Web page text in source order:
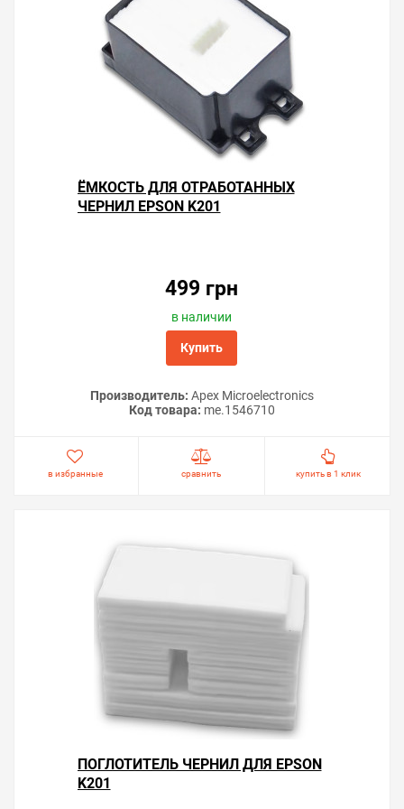
ЁМКОСТЬ ДЛЯ ОТРАБОТАННЫХ
ЧЕРНИЛ EPSON K201
499 грн
в наличии
Купить
Производитель: Apex Microelectronics
Код товара: me.1546710
в избранные сравнить купить в 1 клик
ПОГЛОТИТЕЛЬ ЧЕРНИЛ ДЛЯ EPSON
K201